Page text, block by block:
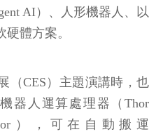
AI）、人形機器人、以
體方案。
（CES）主題演講時，也
器人運算處理器（Thor
），可在自動搬運